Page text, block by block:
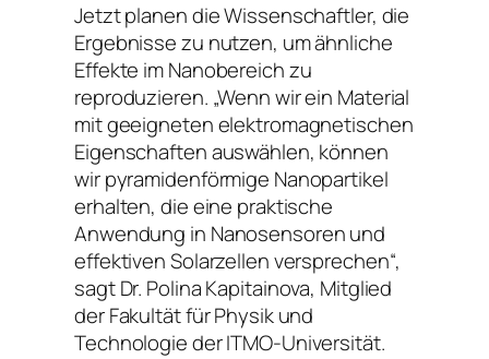
Jetzt planen die Wissenschaftler, die
Ergebnisse zu nutzen, um ähnliche
Effekte im Nanobereich zu
reproduzieren. „Wenn wir ein Material
mit geeigneten elektromagnetischen
Eigenschaften auswählen, können
wir pyramidenförmige Nanopartikel
erhalten, die eine praktische
Anwendung in Nanosensoren und
effektiven Solarzellen versprechen“,
sagt Dr. Polina Kapitainova, Mitglied
der Fakultät für Physik und
Technologie der ITMO-Universität.